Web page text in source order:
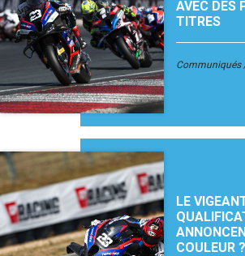
AVEC DES
TITRES
Communiqués
LE
COULEUR ?